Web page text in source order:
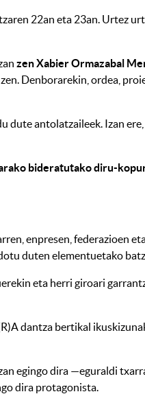
22an eta 23an. Urtez
zen Xabier Ormazabal
Denborarekin, ordea,
dute antolatzaileek. Izan ere,
bideratutako diru-
enpresen, federazioen
duten elementuetako
eta herri giroari
dantza bertikal
egingo dira —eguraldi
dira protagonista.